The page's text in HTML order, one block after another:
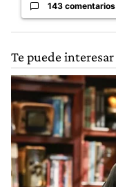
143 comentarios